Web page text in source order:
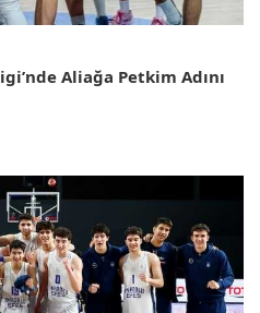
Aliağa Petkim Adını